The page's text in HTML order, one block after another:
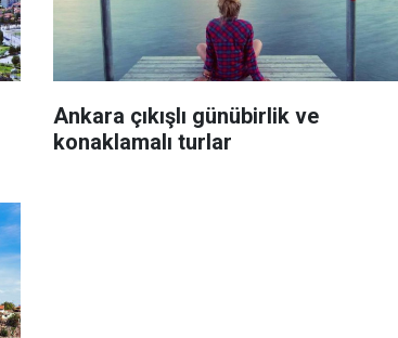
Ankara çıkışlı günübirlik ve
konaklamalı turlar